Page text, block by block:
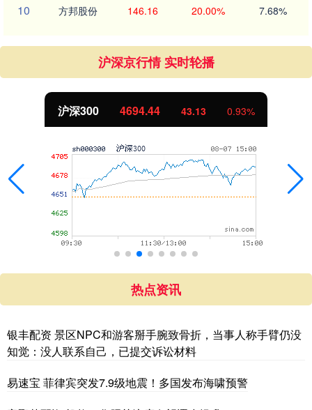
10 方邦股份 146.16 20.00% 7.68%
沪深京行情 实时轮播
北证50 1134.24 11.37 1.01%
热点资讯
银丰配资 景区NPC和游客掰手腕致骨折，当事人称手臂仍没
知觉：没人联系自己，已提交诉讼材料
易速宝 菲律宾突发7.9级地震！多国发布海啸预警